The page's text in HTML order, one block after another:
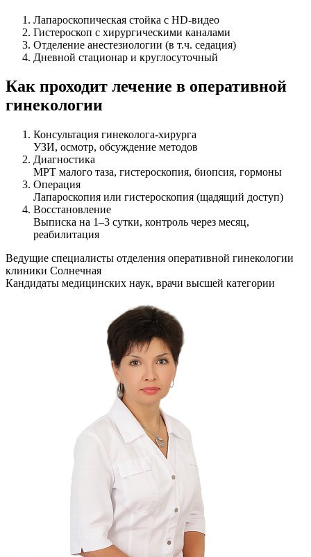
Лапароскопическая стойка с HD-видео
Гистероскоп с хирургическими каналами
Отделение анестезиологии (в т.ч. седация)
Дневной стационар и круглосуточный
Как проходит лечение в оперативной
гинекологии
Консультация гинеколога-хирурга
УЗИ, осмотр, обсуждение методов
Диагностика
МРТ малого таза, гистероскопия, биопсия, гормоны
Операция
Лапароскопия или гистероскопия (щадящий доступ)
Восстановление
Выписка на 1–3 сутки, контроль через месяц,
реабилитация
Ведущие специалисты отделения оперативной гинекологии
клиники Солнечная
Кандидаты медицинских наук, врачи высшей категории